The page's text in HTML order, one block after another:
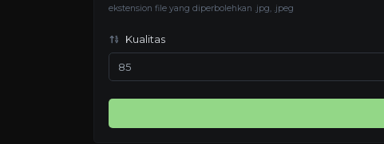
ekstension file yang diperbolehkan .jpg, .jpeg
Kualitas